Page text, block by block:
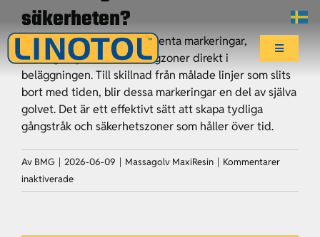
Fortsätt
innehållet
Toggle
Start
Affärsområden
Center of Excellence
säkerheten?
Ja, vi kan integrera permanenta markeringar,
varningslinjer och olika färgzoner direkt i
beläggningen. Till skillnad från målade linjer som slits
bort med tiden, blir dessa markeringar en del av själva
golvet. Det är ett effektivt sätt att skapa tydliga
gångstråk och säkerhetszoner som håller över tid.
Av BMG | 2026-06-09 | Massagolv MaxiResin | Kommentarer
inaktiveradeför
Kan